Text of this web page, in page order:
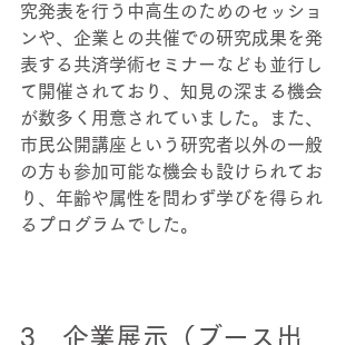
究発表を行う中高生のためのセッショ
ンや、企業との共催での研究成果を発
表する共済学術セミナーなども並行し
て開催されており、知見の深まる機会
が数多く用意されていました。また、
市民公開講座という研究者以外の一般
の方も参加可能な機会も設けられてお
り、年齢や属性を問わず学びを得られ
るプログラムでした。
3．企業展示（ブース出